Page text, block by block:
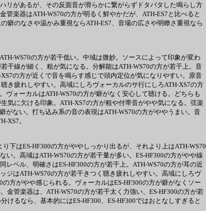
リがあるが、その反面音が滑らかに繋がらずドタバタした鳴らし方
楽器はATH-WS70の方が明るく鮮やかだが、ATH-ES7と比べると
癖のなさや温かみ重視ならATH-ES7、音場の広さや明瞭さ重視なら
WS70の方が若干低い。中域は微妙。ソースによって印象が変わ
干線が細く、粗が気になる。分解能はATH-WS70の方が若干上。音
の方が近くで音を鳴らす感じで頭内定位が気になりやすい。原音
き疲れしやすい。高域にしろヴォーカルのサ行にしろATH-XS7の方
ォーカルはATH-WS70の方が癖がなく安心して聴ける。どちらも
気に欠ける印象。ATH-XS7の方が粗や付帯音がやや気になる。弦楽
ない。打ち込み系の音の表現はATH-WS70の方がややうまい。音
XS7。
下はES-HF300の方がややしっかり出るが、それより上はATH-WS70
。高域はATH-WS70の方が若干量が多い。ES-HF300の方がやや線
ベル、明確さはES-HF300の方が若干上。ATH-WS70の方が耳の近
ジはATH-WS70の方が若干きつく聴き疲れしやすい。高域にしろヴ
方がやや感じられる。ヴォーカルはES-HF300の方が癖がなくソー
金管楽器は、ATH-WS70の方が若干太く力強い、ES-HF300の方が若
るなら、基本的にはES-HF300、ES-HF300ではおとなしすぎると